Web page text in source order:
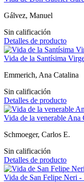
Gálvez, Manuel
Sin calificación
Detalles de producto
Vida de la Santísima
Emmerich, Ana Catalina
Sin calificación
Detalles de producto
Vida de la venerable
Schmoeger, Carlos E.
Sin calificación
Detalles de producto
Vida de San Felipe Neri -